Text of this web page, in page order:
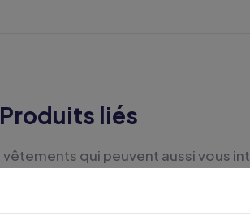
Produits liés
qui peuvent aussi vous